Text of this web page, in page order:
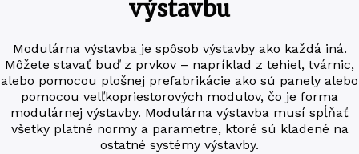
výstavbu
Modu­lár­na výstav­ba je spôsob výstav­by ako kaž­dá iná.
Môže­te sta­vať buď z prv­kov – naprí­klad z tehiel, tvár­nic,
alebo pomo­cou ploš­nej pre­fab­ri­ká­cie ako sú pane­ly alebo
pomo­cou velľko­priesto­ro­vých modu­lov, čo je forma
modu­lár­nej výstav­by. Modu­lár­na výstav­ba musí spĺňať
všetky platné nor­my a para­me­t­re, kto­ré sú kla­de­né na
ostat­né sys­témy výstavby.